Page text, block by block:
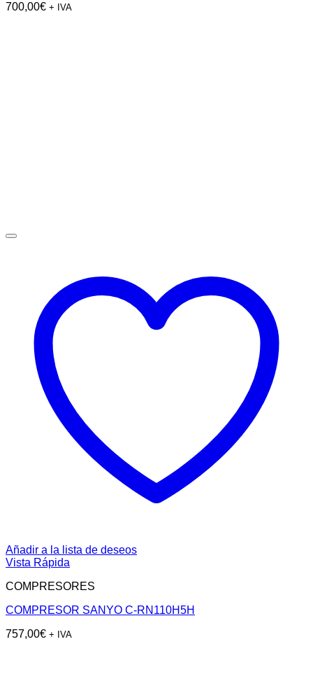
700,00€ + IVA
Añadir a la lista de deseos
Vista Rápida
COMPRESORES
COMPRESOR SANYO C-RN110H5H
757,00€ + IVA